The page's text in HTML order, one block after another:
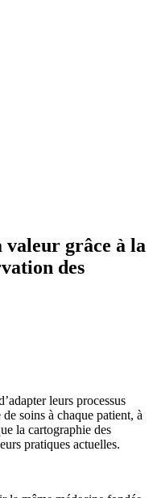
valeur grâce à la
des
leurs processus
soins à chaque patient, à
la cartographie des
pratiques actuelles.